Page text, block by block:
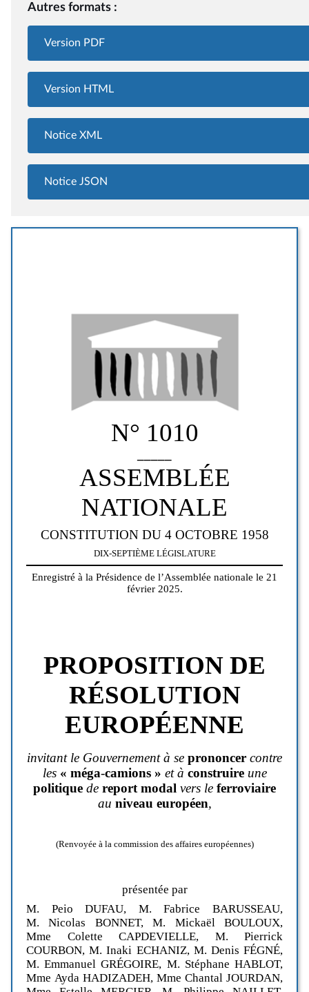
Autres formats :
Version PDF
Version HTML
Notice XML
Notice JSON